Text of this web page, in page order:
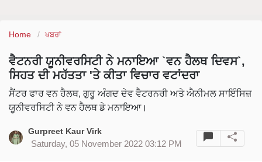
Home ਖਬਰਾਂ
ਵੈਟਨਰੀ ਯੂਨੀਵਰਸਿਟੀ ਨੇ ਮਨਾਇਆ `ਵਨ ਹੈਲਥ ਦਿਵਸ`,
ਸਿਹਤ ਦੀ ਮਹੱਤਤਾ 'ਤੇ ਕੀਤਾ ਵਿਚਾਰ ਵਟਾਂਦਰਾ
ਸੈਂਟਰ ਫਾਰ ਵਨ ਹੈਲਥ, ਗੁਰੂ ਅੰਗਦ ਦੇਵ ਵੈਟਰਨਰੀ ਅਤੇ ਐਨੀਮਲ ਸਾਇੰਸਿਜ਼
ਯੂਨੀਵਰਸਿਟੀ ਨੇ ਵਨ ਹੈਲਥ ਡੇ ਮਨਾਇਆ।
Gurpreet Kaur Virk
Saturday, 05 November 2022 03:12 PM